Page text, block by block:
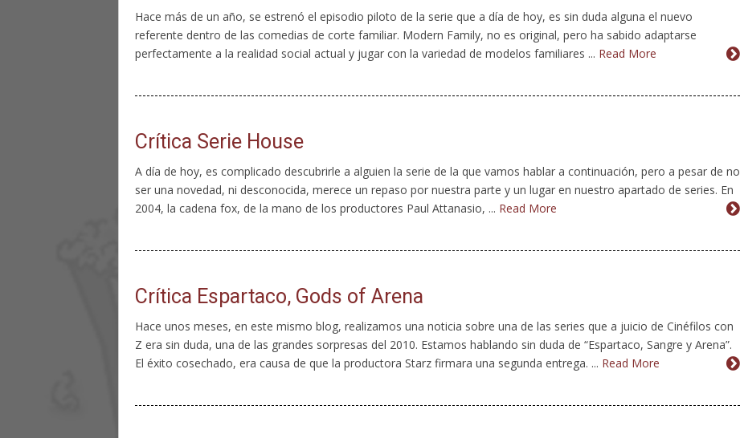
Hace más de un año, se estrenó el episodio piloto de la serie que a día de hoy, es sin duda alguna el nuevo
referente dentro de las comedias de corte familiar. Modern Family, no es original, pero ha sabido adaptarse
perfectamente a la realidad social actual y jugar con la variedad de modelos familiares ... Read More
Crítica Serie House
A día de hoy, es complicado descubrirle a alguien la serie de la que vamos hablar a continuación, pero a pesar de no
ser una novedad, ni desconocida, merece un repaso por nuestra parte y un lugar en nuestro apartado de series. En
2004, la cadena fox, de la mano de los productores Paul Attanasio, ... Read More
Crítica Espartaco, Gods of Arena
Hace unos meses, en este mismo blog, realizamos una noticia sobre una de las series que a juicio de Cinéfilos con
Z era sin duda, una de las grandes sorpresas del 2010. Estamos hablando sin duda de “Espartaco, Sangre y Arena”.
El éxito cosechado, era causa de que la productora Starz firmara una segunda entrega. ... Read More